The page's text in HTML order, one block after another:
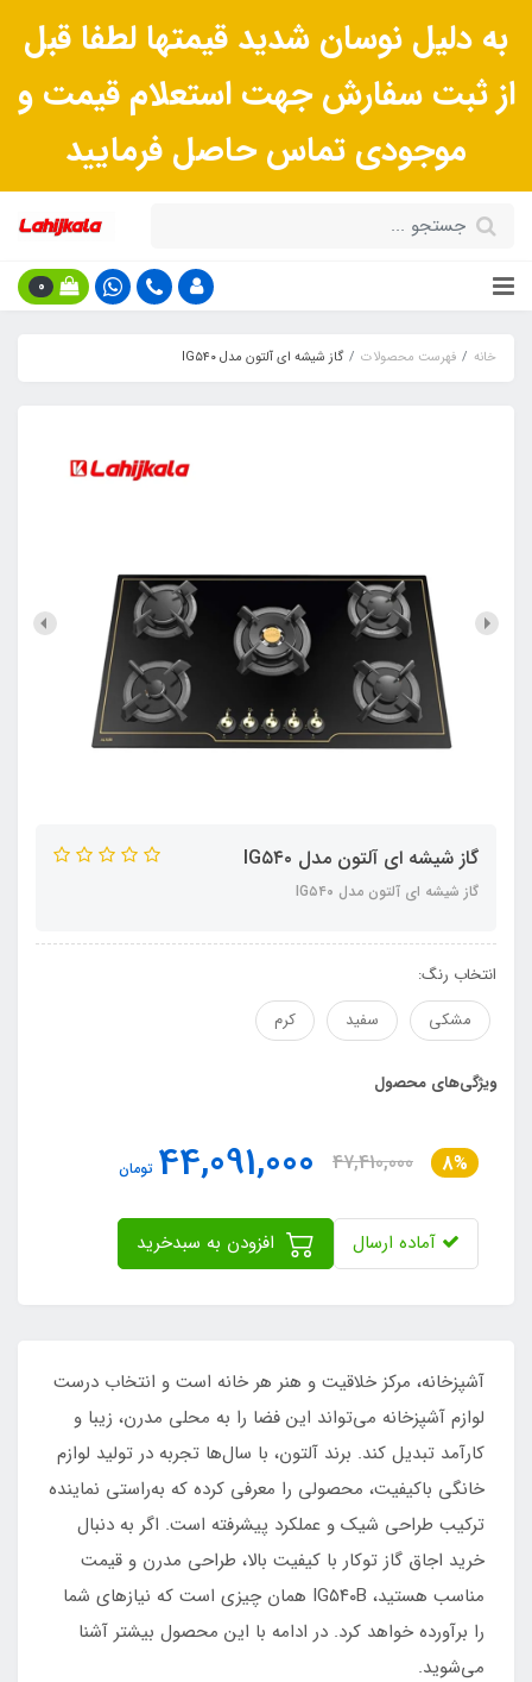
به دلیل نوسان شدید قیمتها لطفا قبل
از ثبت سفارش جهت استعلام قیمت و
موجودی تماس حاصل فرمایید
0
خانه فهرست محصولات گاز شیشه ای آلتون مدل IG۵۴۰
گاز شیشه ای آلتون مدل IG۵۴۰
گاز شیشه ای آلتون مدل IG۵۴۰
انتخاب رنگ:
مشکی
سفید کرم
ویژگی‌های محصول
8%
47,410,000
44,091,000 تومان
آماده ارسال
آشپزخانه، مرکز خلاقیت و هنر هر خانه است و انتخاب درست
لوازم آشپزخانه می‌تواند این فضا را به محلی مدرن، زیبا و
کارآمد تبدیل کند. برند آلتون، با سال‌ها تجربه در تولید لوازم
خانگی باکیفیت، محصولی را معرفی کرده که به‌راستی نماینده
ترکیب طراحی شیک و عملکرد پیشرفته است. اگر به دنبال
خرید اجاق گاز توکار با کیفیت بالا، طراحی مدرن و قیمت
مناسب هستید، IG۵۴۰B همان چیزی است که نیازهای شما
را برآورده خواهد کرد. در ادامه با این محصول بیشتر آشنا
می‌شوید.